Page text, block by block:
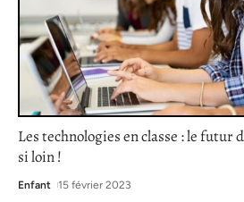
Les technologies en classe : le futur
si loin !
Enfant 15 février 2023